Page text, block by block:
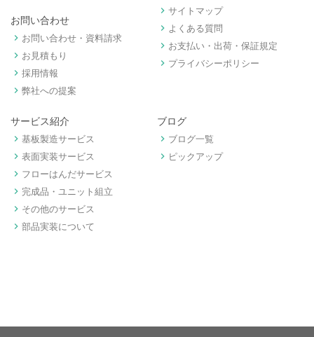
お問い合わせ
keyboard_arrow_right お問い合わせ・資料請求
keyboard_arrow_right お見積もり
keyboard_arrow_right 採用情報
keyboard_arrow_right 弊社への提案
keyboard_arrow_right サイトマップ
keyboard_arrow_right よくある質問
keyboard_arrow_right お支払い・出荷・保証規定
keyboard_arrow_right プライバシーポリシー
サービス紹介
keyboard_arrow_right 基板製造サービス
keyboard_arrow_right 表面実装サービス
keyboard_arrow_right フローはんだサービス
keyboard_arrow_right 完成品・ユニット組立
keyboard_arrow_right その他のサービス
keyboard_arrow_right 部品実装について
ブログ
keyboard_arrow_right ブログ一覧
keyboard_arrow_right ピックアップ